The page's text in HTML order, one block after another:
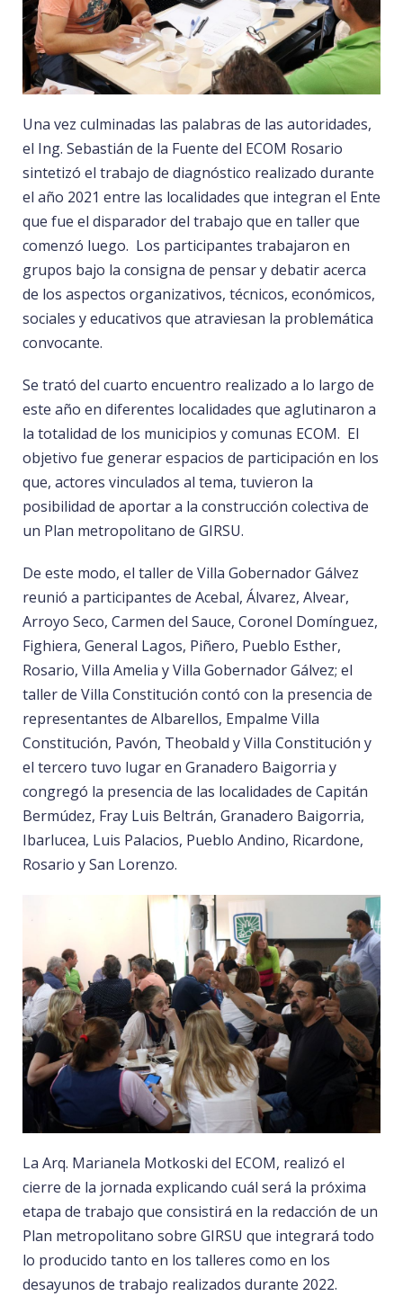
Una vez culminadas las palabras de las autoridades,
el Ing. Sebastián de la Fuente del ECOM Rosario
sintetizó el trabajo de diagnóstico realizado durante
el año 2021 entre las localidades que integran el Ente
que fue el disparador del trabajo que en taller que
comenzó luego. Los participantes trabajaron en
grupos bajo la consigna de pensar y debatir acerca
de los aspectos organizativos, técnicos, económicos,
sociales y educativos que atraviesan la problemática
convocante.
Se trató del cuarto encuentro realizado a lo largo de
este año en diferentes localidades que aglutinaron a
la totalidad de los municipios y comunas ECOM. El
objetivo fue generar espacios de participación en los
que, actores vinculados al tema, tuvieron la
posibilidad de aportar a la construcción colectiva de
un Plan metropolitano de GIRSU.
De este modo, el taller de Villa Gobernador Gálvez
reunió a participantes de Acebal, Álvarez, Alvear,
Arroyo Seco, Carmen del Sauce, Coronel Domínguez,
Fighiera, General Lagos, Piñero, Pueblo Esther,
Rosario, Villa Amelia y Villa Gobernador Gálvez; el
taller de Villa Constitución contó con la presencia de
representantes de Albarellos, Empalme Villa
Constitución, Pavón, Theobald y Villa Constitución y
el tercero tuvo lugar en Granadero Baigorria y
congregó la presencia de las localidades de Capitán
Bermúdez, Fray Luis Beltrán, Granadero Baigorria,
Ibarlucea, Luis Palacios, Pueblo Andino, Ricardone,
Rosario y San Lorenzo.
La Arq. Marianela Motkoski del ECOM, realizó el
cierre de la jornada explicando cuál será la próxima
etapa de trabajo que consistirá en la redacción de un
Plan metropolitano sobre GIRSU que integrará todo
lo producido tanto en los talleres como en los
desayunos de trabajo realizados durante 2022.